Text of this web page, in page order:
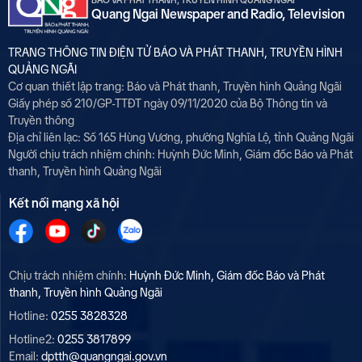
Quang Ngai Newspaper and Radio, Television
TRANG THÔNG TIN ĐIỆN TỬ BÁO VÀ PHÁT THANH, TRUYỀN HÌNH
QUẢNG NGÃI
Cơ quan thiết lập trang: Báo và Phát thanh, Truyền hình Quảng Ngãi
Giấy phép số 210/GP-TTĐT ngày 09/11/2020 của Bộ Thông tin và
Truyền thông
Địa chỉ liên lạc: Số 165 Hùng Vương, phường Nghĩa Lộ, tỉnh Quảng Ngãi
Người chịu trách nhiệm chính: Huỳnh Đức Minh, Giám đốc Báo và Phát
thanh, Truyền hình Quảng Ngãi
Kết nối mạng xã hội
Chịu trách nhiệm chính: Huỳnh Đức Minh, Giám đốc Báo và Phát
thanh, Truyền hình Quảng Ngãi
Hotline: 0255 3828328
Hotline2: 0255 3817899
Email: dptth@quangngai.gov.vn